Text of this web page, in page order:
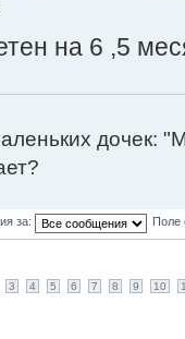
на 6 ,5
дочек:
за: Поле
3 4 5 6 7 8 9 10